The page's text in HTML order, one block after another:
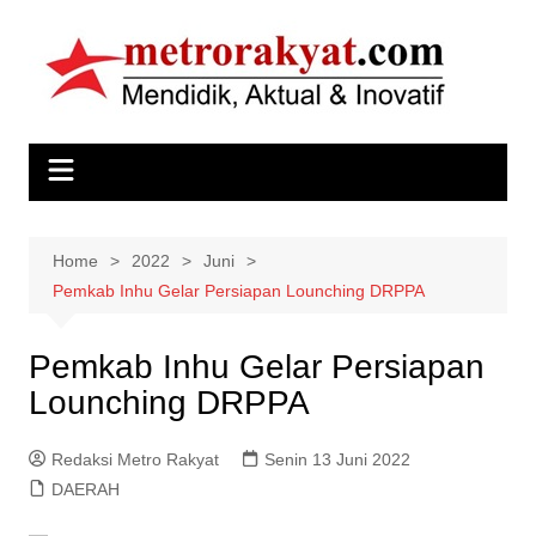
content
Home 2022
Juni
Pemkab Inhu Gelar Persiapan Lounching DRPPA
Pemkab Inhu Gelar Persiapan
Lounching DRPPA
Redaksi Metro Rakyat
Senin 13 Juni 2022
DAERAH